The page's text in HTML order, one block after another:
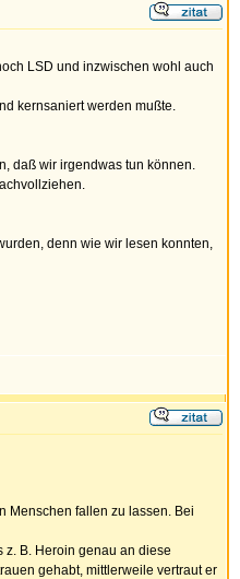
LSD und inzwischen wohl auch
kernsaniert werden mußte.
daß wir irgendwas tun können.
denn wie wir lesen konnten,
Menschen fallen zu lassen. Bei
z. B. Heroin genau an diese
gehabt, mittlerweile vertraut er